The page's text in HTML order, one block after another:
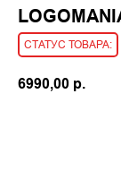
6990,00 р.